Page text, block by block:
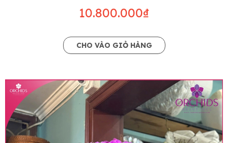
10.800.000₫
CHO VÀO GIỎ HÀNG